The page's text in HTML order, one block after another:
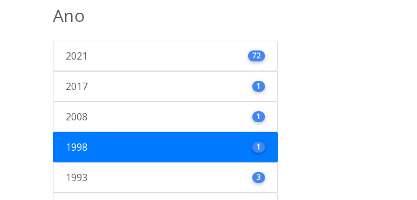
Ano
2021 72
2017 1
2008 1
1998 1
1993 3